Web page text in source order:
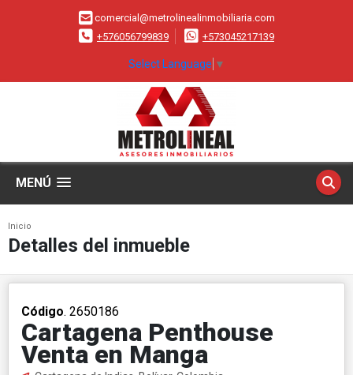
comercial@metrolinealinmobiliaria.com
+576056799839
+573045217139
Select Language ▼
MENÚ
Inicio
Detalles del inmueble
Código. 2650186
Cartagena Penthouse
Venta en Manga